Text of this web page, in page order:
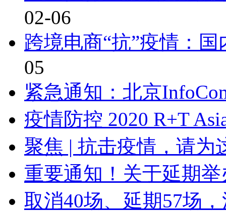
02-06
跨境电商“抗”疫情：
05
紧急通知：北京
疫情防控 2020 R+T
聚焦 | 抗击疫情，请为
重要通知！关于延期
取消40场、延期57场